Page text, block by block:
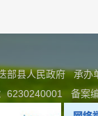
部县人民政府 承
6230240001
备案